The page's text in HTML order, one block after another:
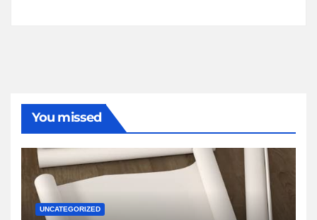
You missed
UNCATEGORIZED